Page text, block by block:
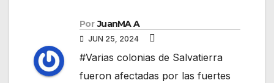
Por JuanMA A
JUN 25, 2024
#Varias colonias de Salvatierra
fueron afectadas por las fuertes